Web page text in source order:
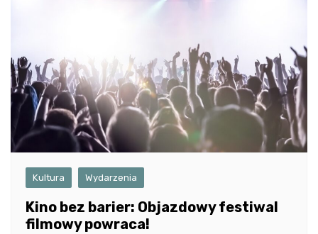
Kultura Wydarzenia
Kino bez barier: Objazdowy festiwal
filmowy powraca!